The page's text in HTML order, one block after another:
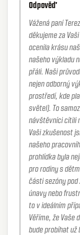
Odpověď
Vážená paní
děkujeme za
ocenila krásu
našeho výkladu
přáli. Naši
nejen odborný
prostředí, kde
světel). To
návštěvníci cítili
Vaši zkušenost
našeho
prohlídka byla
pro rodiny s
části sezóny
únavy nebo
to v ideálním
Věříme, že Vaše
bude probíhat už